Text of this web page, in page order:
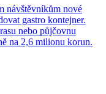
návštěvníkům nové
gastro kontejner.
nebo půjčovnu
na 2,6 milionu korun.